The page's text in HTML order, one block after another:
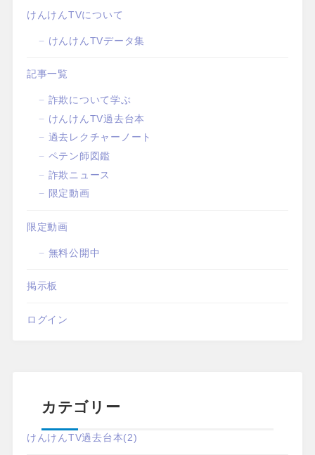
けんけんTVについて
けんけんTVデータ集
記事一覧
詐欺について学ぶ
けんけんTV過去台本
過去レクチャーノート
ペテン師図鑑
詐欺ニュース
限定動画
限定動画
無料公開中
掲示板
ログイン
カテゴリー
けんけんTV過去台本(2)